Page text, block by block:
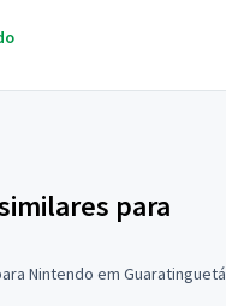
para
Nintendo em Guaratinguetá